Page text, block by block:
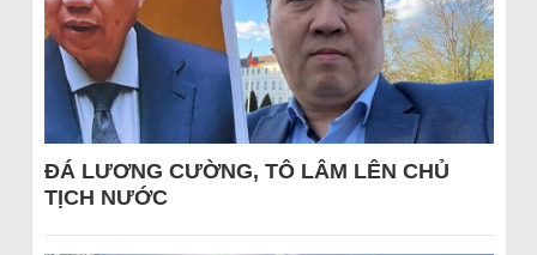
ĐÁ LƯƠNG CƯỜNG, TÔ LÂM LÊN CHỦ
TỊCH NƯỚC